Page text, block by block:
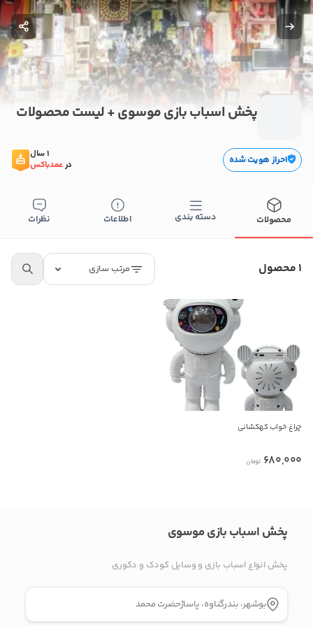
پخش اسباب بازی موسوی + لیست محصولات
احراز هویت شده
1 سال
درعمدباکس
محصولات دسته بندی اطلاعات نظرات
1 محصول مرتب سازی
چراغ خواب کهکشانی
680,000 تومان
بستن
اطلاعات تماس
پخش اسباب بازی موسوی
راه های دیگر ارتباطی
پیام در تلگرام
پیام در واتس‌اپ
پخش اسباب بازی موسوی
پخش‌ انواع اسباب بازی و وسایل کودک و دکوری
بوشهر، بندرگناوه، پاساژحضرت محمد